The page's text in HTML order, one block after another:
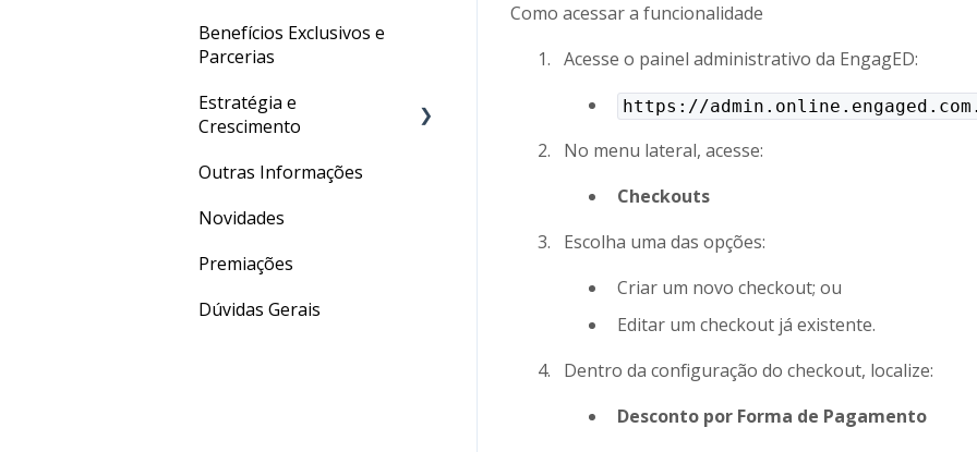
Como acessar a funcionalidade
Acesse o painel administrativo da EngagED:
https://
No menu lateral, acesse:
Checkouts
Escolha uma das opções:
Criar um novo checkout; ou
Editar um checkout já existente.
Dentro da configuração do checkout, localize:
Desconto por Forma de Pagamento
Benefícios Exclusivos e
Parcerias
Estratégia e
Crescimento
Social Media
Conversão
Marketing Digital
Outras Informações
Novidades
Premiações
Dúvidas Gerais